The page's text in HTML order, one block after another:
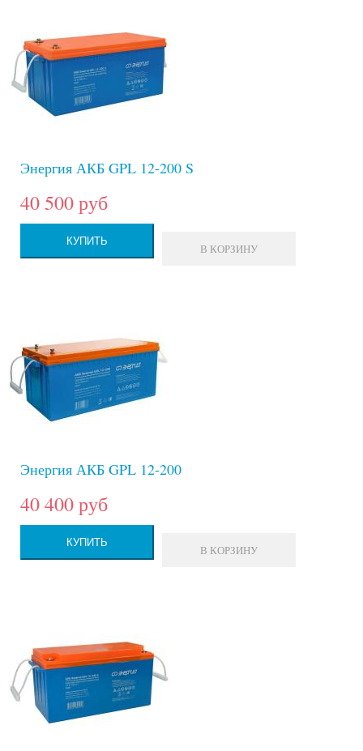
Энергия АКБ GPL 12-200 S
40 500 руб
КУПИТЬ
В КОРЗИНУ
Энергия АКБ GPL 12-200
40 400 руб
КУПИТЬ
В КОРЗИНУ